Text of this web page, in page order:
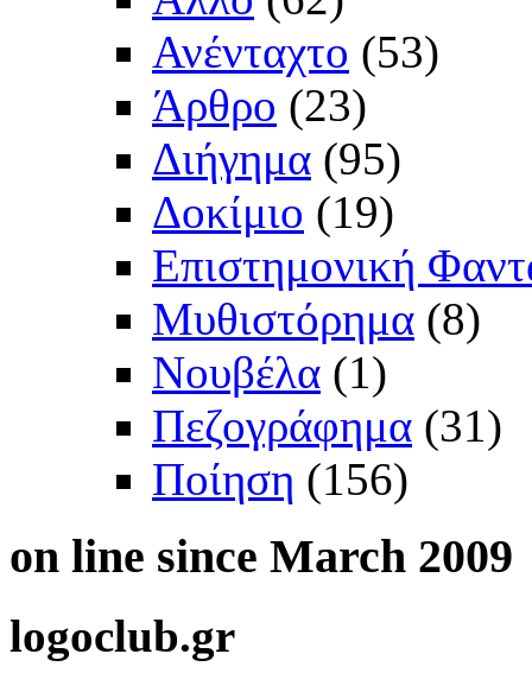
Ανένταχτο (53)
Άρθρο (23)
Διήγημα (95)
Δοκίμιο (19)
Επιστημονική
Μυθιστόρημα (8)
Νουβέλα (1)
Πεζογράφημα (31)
Ποίηση (156)
on line since March 2009
logoclub.gr